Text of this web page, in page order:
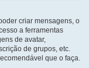
criar mensagens, o
a ferramentas
de avatar,
de grupos, etc.
que o faça.